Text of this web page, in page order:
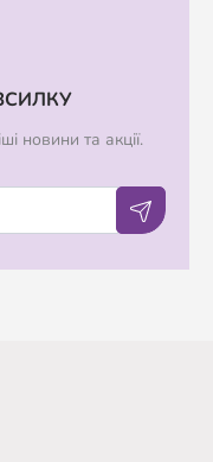
новини та акції.